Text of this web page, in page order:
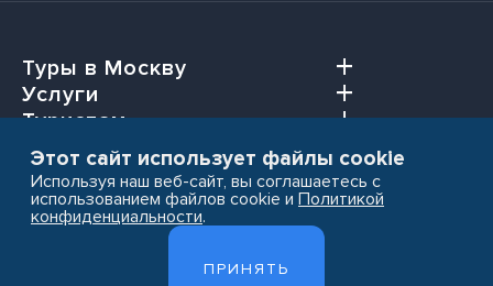
Туры в Москву
Услуги
Туристам
Агентствам
Политика конфиденциальности
Этот сайт использует файлы cookie
Используя наш веб-сайт, вы соглашаетесь с
использованием файлов cookie и Политикой
конфиденциальности.
ПРИНЯТЬ